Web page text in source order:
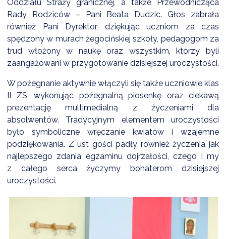
Oddziału Straży granicznej, a także Przewodnicząca
Rady Rodziców – Pani Beata Dudzic. Głos zabrała
również Pani Dyrektor, dziękując uczniom za czas
spędzony w murach żegocińskiej szkoły, pedagogom za
trud włożony w naukę oraz wszystkim, którzy byli
zaangażowani w przygotowanie dzisiejszej uroczystości.
W pożegnanie aktywnie włączyli się także uczniowie klas
II ZS, wykonując pożegnalną piosenkę oraz ciekawą
prezentację multimedialną z życzeniami dla
absolwentów. Tradycyjnym elementem uroczystości
było symboliczne wręczanie kwiatów i wzajemne
podziękowania. Z ust gości padły również życzenia jak
najlepszego zdania egzaminu dojrzałości, czego i my
z całego serca życzymy bohaterom dzisiejszej
uroczystości.